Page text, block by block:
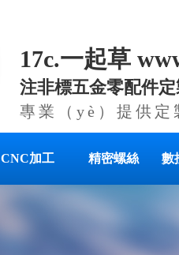
17c.一起草
注非標五金零配件
專業（yè）提供定
CNC加工 精密螺絲 數